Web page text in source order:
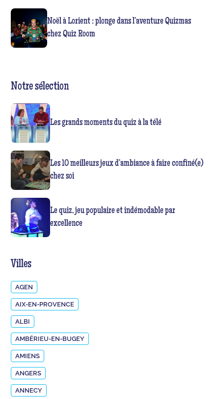
Noël à Lorient : plonge dans l’aventure Quizmas
chez Quiz Room
Notre sélection
Les grands moments du quiz à la télé
Les 10 meilleurs jeux d’ambiance à faire confiné(e)
chez soi
Le quiz, jeu populaire et indémodable par
excellence
Villes
AGEN
AIX-EN-PROVENCE
ALBI
AMBÉRIEU-EN-BUGEY
AMIENS
ANGERS
ANNECY